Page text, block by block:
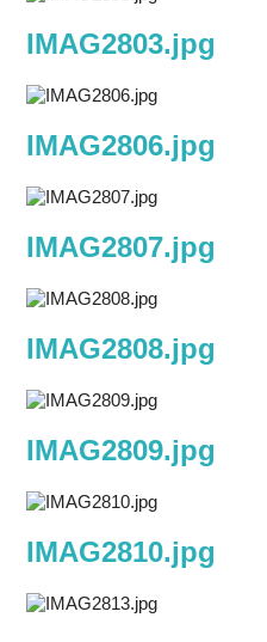
IMAG2803.jpg
IMAG2806.jpg
IMAG2807.jpg
IMAG2808.jpg
IMAG2809.jpg
IMAG2810.jpg